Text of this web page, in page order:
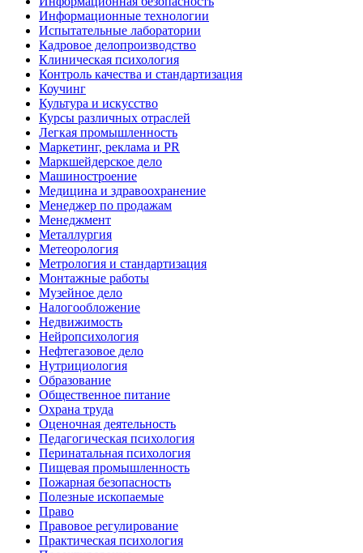
Информационные технологии
Испытательные лаборатории
Кадровое делопроизводство
Клиническая психология
Контроль качества и стандартизация
Коучинг
Культура и искусство
Курсы различных отраслей
Легкая промышленность
Маркетинг, реклама и PR
Маркшейдерское дело
Машиностроение
Медицина и здравоохранение
Менеджер по продажам
Менеджмент
Металлургия
Метеорология
Метрология и стандартизация
Монтажные работы
Музейное дело
Налогообложение
Недвижимость
Нейропсихология
Нефтегазовое дело
Нутрициология
Образование
Общественное питание
Охрана труда
Оценочная деятельность
Педагогическая психология
Перинатальная психология
Пищевая промышленность
Пожарная безопасность
Полезные ископаемые
Право
Правовое регулирование
Практическая психология